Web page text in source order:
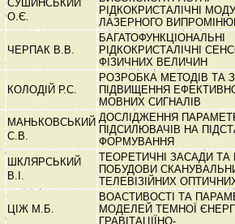
СУШИНСЬКИЙ
О.Є.
РІДКОКРИСТАЛІЧНІ
ЛАЗЕРНОГО
ЧЕРПАК В.В.
БАГАТОФУНКЦІОНАЛЬНІ
РІДКОКРИСТАЛІЧНІ
ФІЗИЧНИХ ВЕЛИЧИН
КОЛОДІЙ Р.С.
РОЗРОБКА МЕТОДІВ ТА
ПІДВИЩЕННЯ
МОВНИХ СИГНАЛІВ
МАНЬКОВСЬКИЙ
С.В.
ДОСЛІДЖЕННЯ
ПІДСИЛЮВАЧІВ НА
ФОРМУВАННЯ
ШКЛЯРСЬКИЙ
В.І.
ТЕОРЕТИЧНІ ЗАСАДИ
ПОБУДОВИ
ТЕЛЕВІЗІЙНИХ
ЦІЖ М.Б.
ВОАСТИВОСТІ ТА
МОДЕЛЕЙ ТЕМНОЇ
ГРАВІТАЦІЇНО-